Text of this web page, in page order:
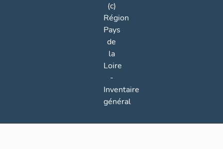
(c)
Région
Pays
de
la
Loire
-
Inventaire
général